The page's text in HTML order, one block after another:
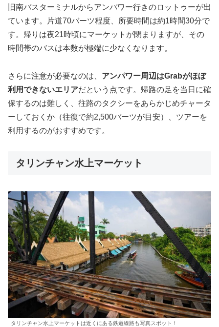
旧南バスターミナルからアンパワー行きのロットゥーが出
ています。片道70バーツ程度、所要時間は約1時間30分で
す。帰りは夜21時頃にマーケットが閉まりますが、その
時間帯のバスは本数が極端に少なくなります。
さらに注意が必要なのは、 アンパワー周辺はGrabがほぼ
利用できないエリアだという点です。帰路の足を当日に確
保するのは難しく、往路のタクシーをあらかじめチャータ
ーしておくか（往復で約2,500バーツが目安）、ツアーを
利用するのがおすすめです。
タリンチャン水上マーケット
タリンチャン水上マーケットは近くにある鉄道線路も写真スポット！